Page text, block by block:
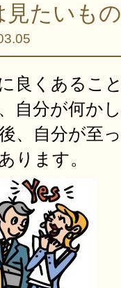
見たいも
良くあるこ
自分が何か
、自分が至
ります。